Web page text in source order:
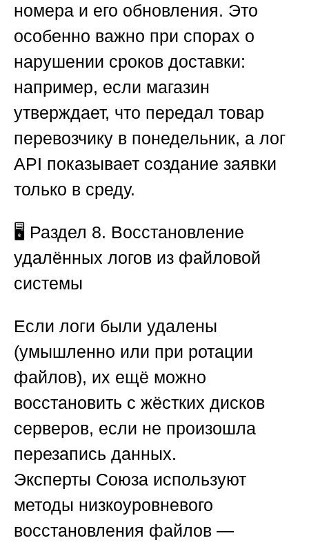
номера и его обновления. Это
особенно важно при спорах о
нарушении сроков доставки:
например, если магазин
утверждает, что передал товар
перевозчику в понедельник, а лог
API показывает создание заявки
только в среду.
🖥️ Раздел 8. Восстановление
удалённых логов из файловой
системы
Если логи были удалены
(умышленно или при ротации
файлов), их ещё можно
восстановить с жёстких дисков
серверов, если не произошла
перезапись данных.
Эксперты Союза используют
методы низкоуровневого
восстановления файлов —